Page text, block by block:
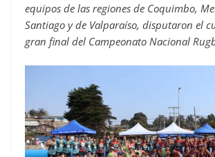
equipos de las regiones de Coquimbo,
Santiago y de Valparaíso, disputaron el
gran final del Campeonato Nacional